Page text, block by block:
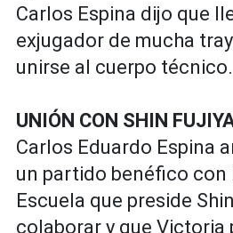
Carlos Espina dijo que
exjugador de mucha
unirse al cuerpo técnico.
UNIÓN CON SHIN
Carlos Eduardo Espina
un partido benéfico con
Escuela que preside
colaborar y que Victoria